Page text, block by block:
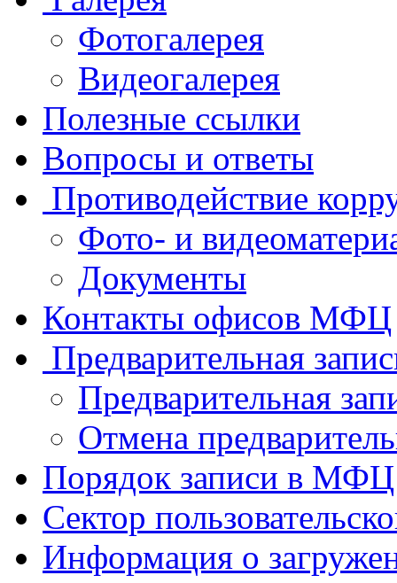
Фотогалерея
Видеогалерея
Полезные ссылки
Вопросы и ответы
Противодействие
Фото- и
Документы
Контакты офисов МФЦ
Предварительная
Предварительная
Отмена
Порядок записи в МФЦ
Сектор
Информация о